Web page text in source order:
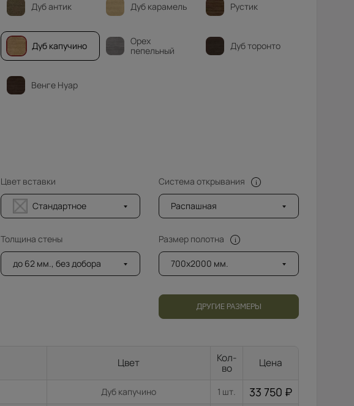
Дуб антик Дуб карамель Рустик
Дуб капучино
Орех
пепельный
Дуб торонто
Венге Нуар
Цвет вставки
Стандартное
Система открывания
Распашная
Толщина стены
до 62 мм., без добора
Размер полотна
700x2000 мм.
ДРУГИЕ РАЗМЕРЫ
Цвет
Кол-
во
Цена
Дуб капучино 1 шт. 33 750 ₽